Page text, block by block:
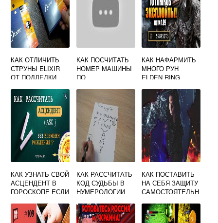
КАК ОТЛИЧИТЬ
СТРУНЫ ELIXIR
ОТ ПОДДЕЛКИ
КАК ПОСЧИТАТЬ
НОМЕР МАШИНЫ
ПО
КАК НАФАРМИТЬ
МНОГО РУН
ELDEN RING
КАК УЗНАТЬ СВОЙ
АСЦЕНДЕНТ В
ГОРОСКОПЕ ЕСЛИ
ВРЕМЯ
РОЖДЕНИЯ
КАК РАССЧИТАТЬ
КОД СУДЬБЫ В
НУМЕРОЛОГИИ
РОЖДЕНИЯ
КАК ПОСТАВИТЬ
НА СЕБЯ ЗАЩИТУ
САМОСТОЯТЕЛЬН
МАГИЧЕСКОЙ
РАБОТОЙ